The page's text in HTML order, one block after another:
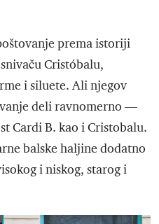
prema istoriji
Cristóbalu,
i siluete. Ali njegov
deli ravnomerno —
Cardi B. kao i Cristobalu.
balske haljine dodatno
i niskog, starog i